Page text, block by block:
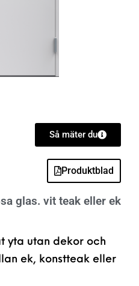
Så mäter du
Produktblad
glas. vit teak eller ek
yta utan dekor och
ek, konstteak eller